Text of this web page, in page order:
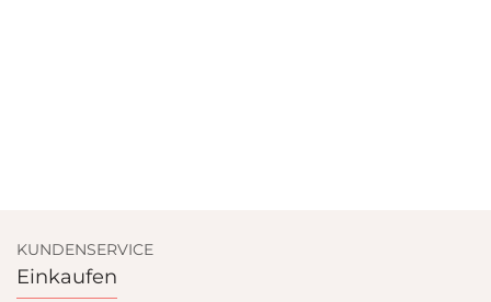
KUNDENSERVICE
Einkaufen